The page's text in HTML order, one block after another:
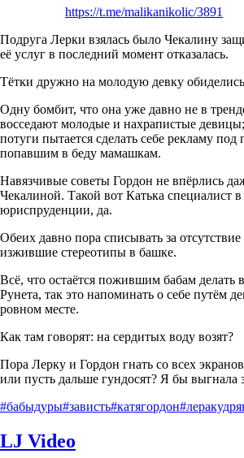
https://t.me/malikanikolic/3891
Подруга Лерки взялась было Чекалину
её услуг в последний момент отказалась.
Тётки дружно на молодую девку
Одну бомбит, что она уже давно не в
восседают молодые и нахрапистые
потуги пытается сделать себе рекламу
попавшим в беду мамашкам.
Навязчивые советы Гордон не впёрлись
Чекалиной. Такой вот Катька специалист в
юриспруденции, да.
Обеих давно пора списывать за отсутствие
изжившие стереотипы в башке.
Всё, что остаётся пожившим бабам делать
Рунета, так это напоминать о себе путём
ровном месте.
Как там говорят: на сердитых воду возят?
Пора Лерку и Гордон гнать со всех
или пусть дальше гундосят? Я бы выгнала
#бабыдуры#зависть#катягордон
LJ Video